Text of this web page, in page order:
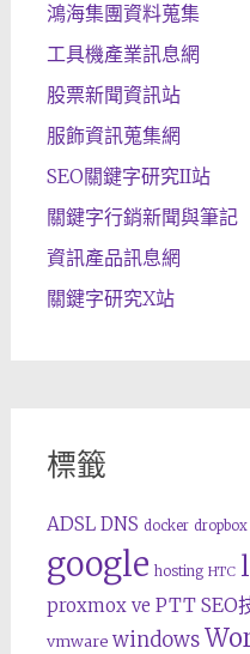
鴻海集團資料蒐集
工具機產業訊息網
股票新聞資訊站
服飾資訊蒐集網
SEO關鍵字研究II站
關鍵字行銷新聞與筆記
資訊產品訊息網
關鍵字研究X站
標籤
ADSL DNS docker dropbox
google hosting HTC
proxmox ve PTT SEO
vmware windows